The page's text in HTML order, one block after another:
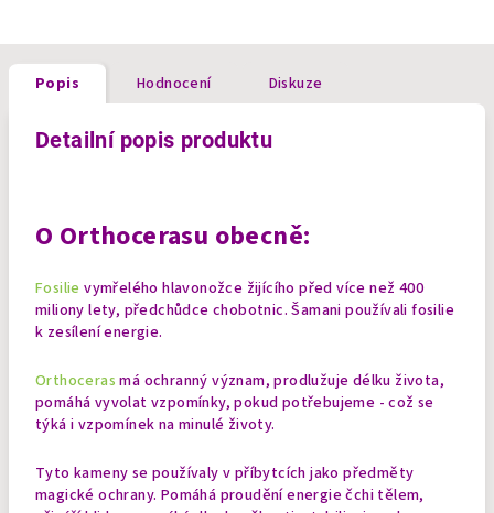
Popis Hodnocení Diskuze
Detailní popis produktu
O Orthocerasu obecně:
Fosilie vymřelého hlavonožce žijícího před více než 400
miliony lety, předchůdce chobotnic. Šamani používali fosilie
k zesílení energie.
Orthocerasmá ochranný význam, prodlužuje délku života,
pomáhá vyvolat vzpomínky, pokud potřebujeme - což se
týká i vzpomínek na minulé životy.
Tyto kameny se používaly v příbytcích jako předměty
magické ochrany. Pomáhá proudění energie čchi tělem,